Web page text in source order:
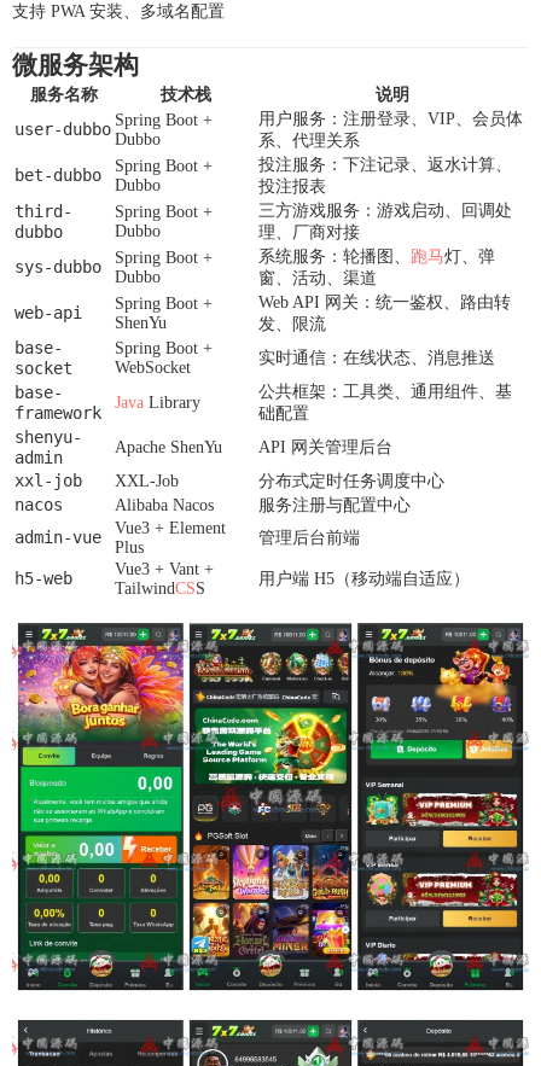
支持 PWA 安装、多域名配置
微服务架构
服务名称 技术栈 说明
user-dubbo Spring Boot +
Dubbo
用户服务：注册登录、VIP、会员体
系、代理关系
bet-dubbo
Spring Boot +
Dubbo
投注服务：下注记录、返水计算、
投注报表
third-
dubbo
Spring Boot +
Dubbo
三方游戏服务：游戏启动、回调处
理、厂商对接
sys-dubbo
Spring Boot +
Dubbo
系统服务：轮播图、 跑马灯、弹
窗、活动、渠道
web-api
Spring Boot +
ShenYu
Web API 网关：统一鉴权、路由转
发、限流
base-
socket
Spring Boot +
WebSocket
实时通信：在线状态、消息推送
base-
framework
Java Library
公共框架：工具类、通用组件、基
础配置
shenyu-
admin
Apache ShenYu API 网关管理后台
xxl-job XXL-Job 分布式定时任务调度中心
nacos Alibaba Nacos 服务注册与配置中心
admin-vue
Vue3 + Element
Plus
管理后台前端
h5-web
Vue3 + Vant +
TailwindCSS
用户端 H5（移动端自适应）